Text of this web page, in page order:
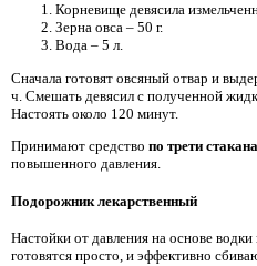
Корневище девясила
Зерна овса – 50 г.
Вода – 5 л.
Сначала готовят овсяный отвар и
ч. Смешать девясил с полученной
Настоять около 120 минут.
Принимают средство по трети
повышенного давления.
Подорожник лекарственный
Настойки от давления на основе
готовятся просто, и эффективно